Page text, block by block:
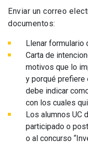
Enviar un correo
documentos:
Llenar formulario
Carta de
motivos que lo
y porqué prefiere
debe indicar
con los cuales
Los alumnos UC
participado o
o al concurso